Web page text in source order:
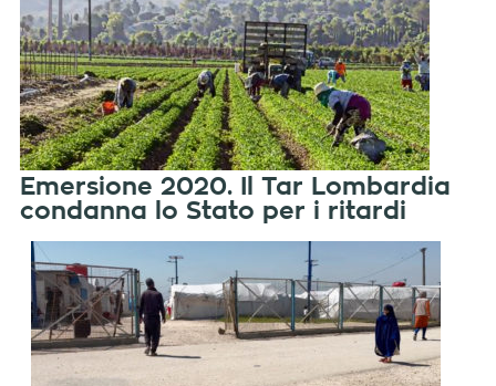
Emersione 2020. Il Tar Lombardia
condanna lo Stato per i ritardi